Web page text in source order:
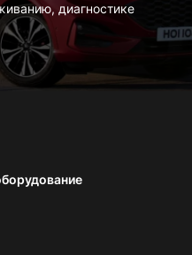
диагностике